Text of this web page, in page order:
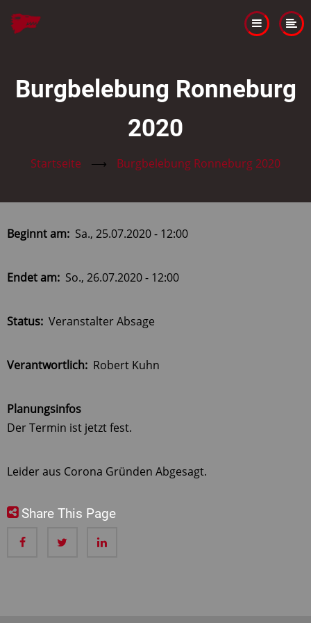
zum
Burgbelebung Ronneburg
2020
Startseite ⟶ Burgbelebung Ronneburg 2020
Beginnt am Sa., 25.07.2020 - 12:00
Endet am So., 26.07.2020 - 12:00
Status Veranstalter Absage
Verantwortlich Robert Kuhn
Planungsinfos
Der Termin ist jetzt fest.
Leider aus Corona Gründen Abgesagt.
Share This Page